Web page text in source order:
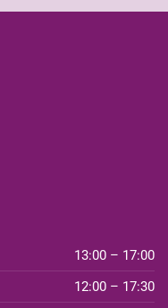
13:00 – 17:00
12:00 – 17:30